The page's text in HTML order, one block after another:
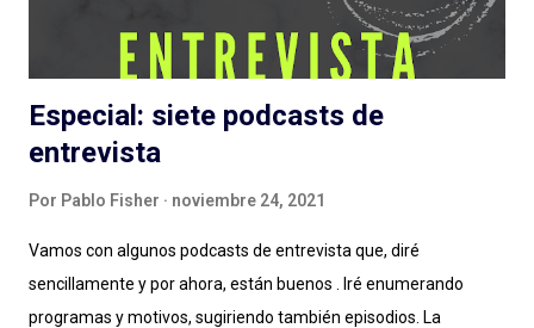
Especial: siete podcasts de
entrevista
Por Pablo Fisher noviembre 24, 2021
Vamos con algunos podcasts de entrevista que, diré
sencillamente y por ahora, están buenos . Iré enumerando
programas y motivos, sugiriendo también episodios. La